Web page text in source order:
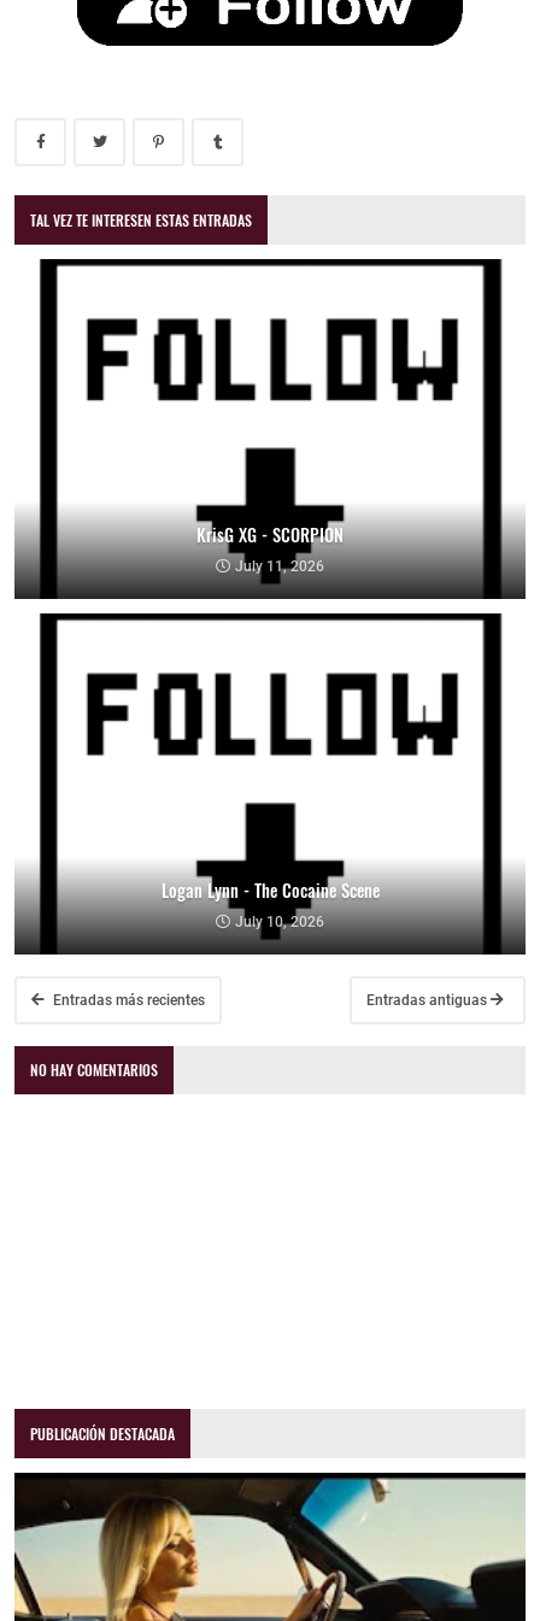
TAL VEZ TE INTERESEN ESTAS ENTRADAS
KrisG XG - SCORPION
July 11, 2026
Logan Lynn - The Cocaine Scene
July 10, 2026
Entradas más recientes Entradas antiguas
NO HAY COMENTARIOS
PUBLICACIÓN DESTACADA